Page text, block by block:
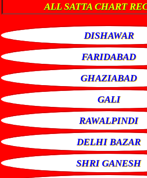
ALL SATTA CHART
DISHAWAR
FARIDABAD
GHAZIABAD
GALI
RAWALPINDI
DELHI BAZAR
SHRI GANESH